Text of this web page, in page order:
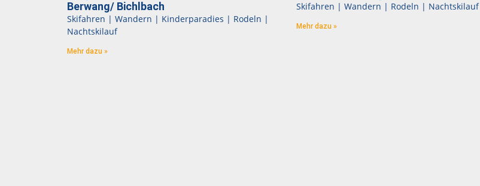
Berwang/ Bichlbach
Skifahren | Wandern | Kinderparadies | Rodeln |
Nachtskilauf
Mehr dazu »
Skifahren | Wandern | Rodeln | Nachtskilauf
Mehr dazu »